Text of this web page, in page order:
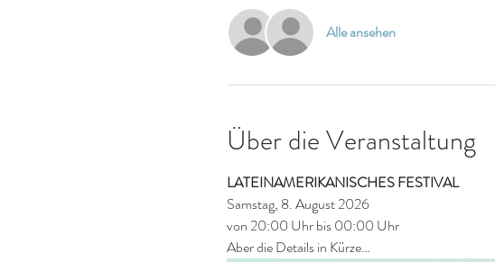
Alle ansehen
Über die Veranstaltung
LATEINAMERIKANISCHES FESTIVAL
Samstag, 8. August 2026
von 20:00 Uhr bis 00:00 Uhr
Aber die Details in Kürze…